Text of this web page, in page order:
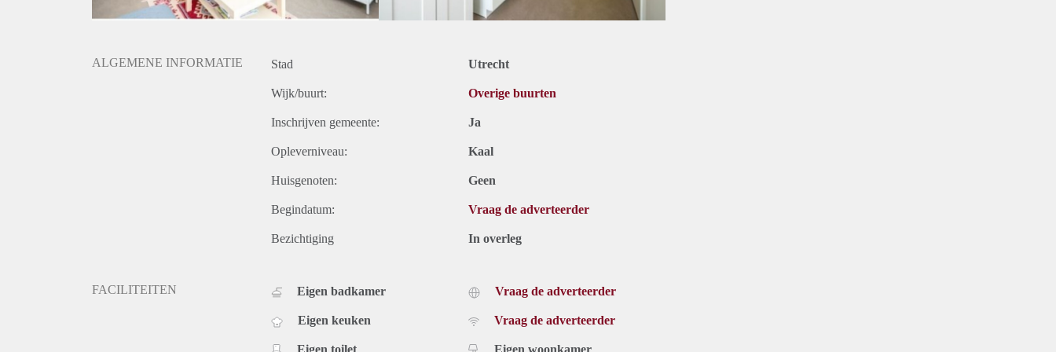
ALGEMENE INFORMATIE Stad Utrecht
Wijk/buurt: Overige buurten
Inschrijven gemeente: Ja
Opleverniveau: Kaal
Huisgenoten: Geen
Begindatum: Vraag de adverteerder
Bezichtiging In overleg
FACILITEITEN Eigen badkamer
Eigen keuken
Vraag de adverteerder
Vraag de adverteerder